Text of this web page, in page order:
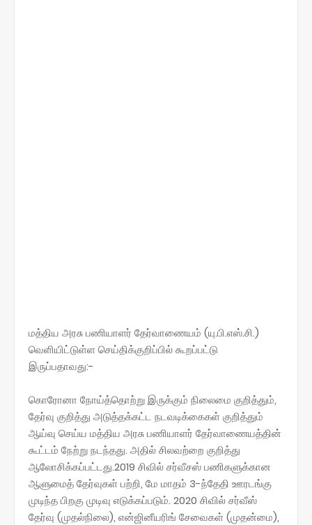
மத்திய அரசு பணியாளர் தேர்வாணையம் (யு.பி.எஸ்.சி.)
வெளியிட்டுள்ள செய்திக்குறிப்பில் கூறப்பட்டு
இருப்பதாவது:-
கொரோனா நோய்த்தொற்று இருக்கும் நிலைமை குறித்தும்,
தேர்வு குறித்து அடுத்தக்கட்ட நடவடிக்கைகள் குறித்தும்
ஆய்வு செய்ய மத்திய அரசு பணியாளர் தேர்வாணையத்தின்
கூட்டம் நேற்று நடந்தது. அதில் சிலவற்றை குறித்து
ஆலோசிக்கப்பட்டது.2019 சிவில் சர்வீசஸ் பணிகளுக்கான
ஆளுமைத் தேர்வுகள் பற்றி, மே மாதம் 3-ந்தேதி ஊரடங்கு
முடிந்த பிறகு முடிவு எடுக்கப்படும். 2020 சிவில் சர்வீஸ்
தேர்வு (முதல்நிலை), என்ஜினீயரிங் சேவைகள் (முதன்மை),